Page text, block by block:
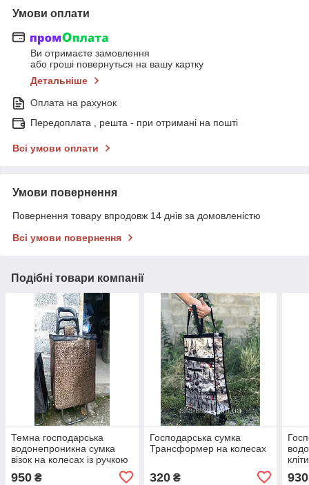
Умови оплати
Ви отримаєте замовлення
або гроші повернуться на вашу картку
Детальніше
Оплата на рахунок
Передоплата , решта - при отримані на пошті
Всі умови оплати
Умови повернення
Повернення товару впродовж 14 днів за домовленістю
Всі умови повернення
Подібні товари компанії
Темна господарська
водонепроникна сумка
візок на колесах із ручкою
950 ₴
Господарська сумка
Трансформер на колесах
320₴ 930